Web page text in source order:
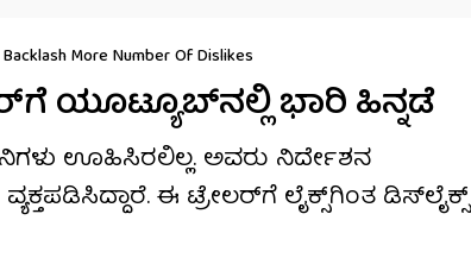
More Number Of Dislikes
ಯೂಟ್ಯೂಬ್‌ನಲ್ಲಿ ಭಾರಿ ಹಿನ್ನಡೆ
ಊಹಿಸಿರಲಿಲ್ಲ. ಅವರು ನಿರ್ದೇಶನ
ಈ ಟ್ರೇಲರ್​ಗೆ ಲೈಕ್ಸ್​ಗಿಂತ ಡಿಸ್‌ಲೈಕ್ಸ್